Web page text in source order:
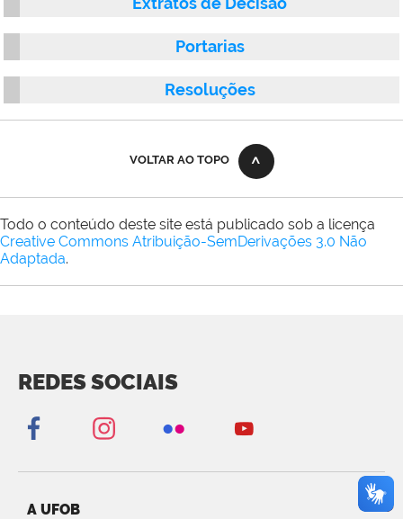
Portarias
Resoluções
VOLTAR AO TOPO
Todo o conteúdo deste site está publicado sob a licença
Creative Commons Atribuição-SemDerivações 3.0 Não
Adaptada.
REDES SOCIAIS
A UFOB